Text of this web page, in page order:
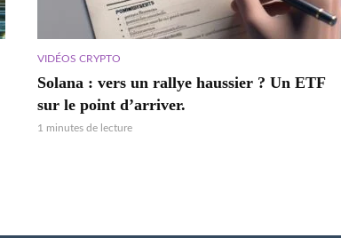
VIDÉOS CRYPTO
Solana : vers un rallye haussier ? Un ETF
sur le point d’arriver.
1 minutes de lecture